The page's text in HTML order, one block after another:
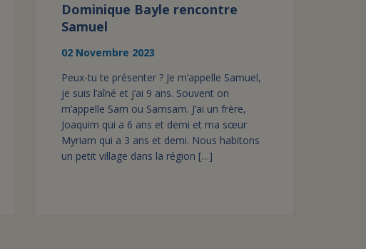
Dominique Bayle rencontre
Samuel
02 Novembre 2023
Peux-tu te présenter ? Je m’appelle Samuel,
je suis l’aîné et j’ai 9 ans. Souvent on
m’appelle Sam ou Samsam. J’ai un frère,
Joaquim qui a 6 ans et demi et ma sœur
Myriam qui a 3 ans et demi. Nous habitons
un petit village dans la région […]